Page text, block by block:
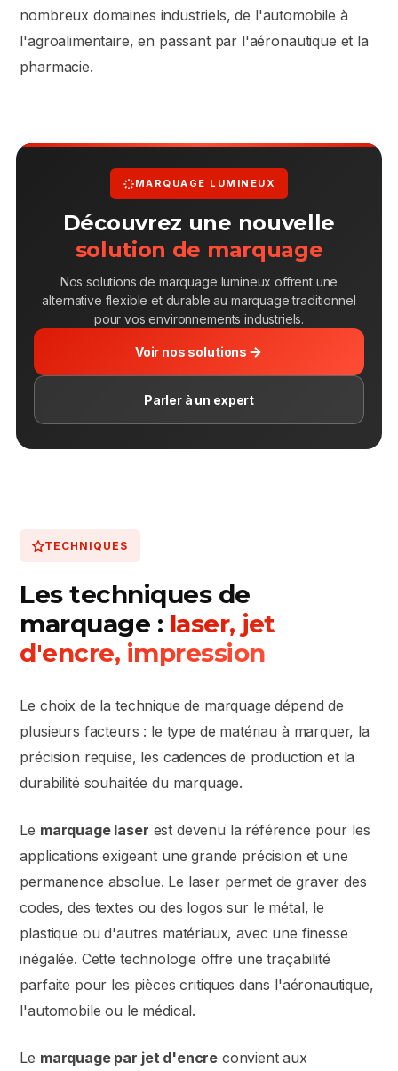
nombreux domaines industriels, de l'automobile à
l'agroalimentaire, en passant par l'aéronautique et la
pharmacie.
MARQUAGE LUMINEUX
Découvrez une nouvelle
solution de marquage
Nos solutions de marquage lumineux offrent une
alternative flexible et durable au marquage traditionnel
pour vos environnements industriels.
Voir nos solutions
Parler à un expert
TECHNIQUES
Les techniques de
marquage : laser, jet
d'encre, impression
Le choix de la technique de marquage dépend de
plusieurs facteurs : le type de matériau à marquer, la
précision requise, les cadences de production et la
durabilité souhaitée du marquage.
Le marquage laser est devenu la référence pour les
applications exigeant une grande précision et une
permanence absolue. Le laser permet de graver des
codes, des textes ou des logos sur le métal, le
plastique ou d'autres matériaux, avec une finesse
inégalée. Cette technologie offre une traçabilité
parfaite pour les pièces critiques dans l'aéronautique,
l'automobile ou le médical.
Le marquage par jet d'encre convient aux